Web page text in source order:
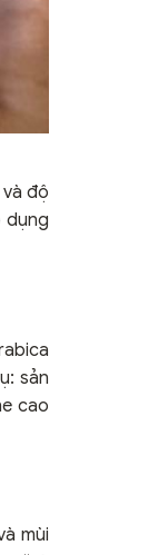
độ
dụng
sản
cao
mùi